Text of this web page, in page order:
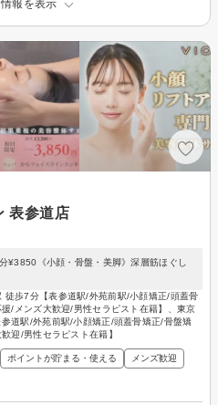
報を表示
表参道店
¥3850《小顔・骨盤・美脚》深層筋ほぐし
徒歩7分【表参道駅/外苑前駅/小顔矯正/頭蓋骨
/メンズ大歓迎/男性セラピスト在籍】、東京
道駅/外苑前駅/小顔矯正/頭蓋骨矯正/骨盤矯
迎/男性セラピスト在籍】
ポイントが貯まる・使える メンズ歓迎